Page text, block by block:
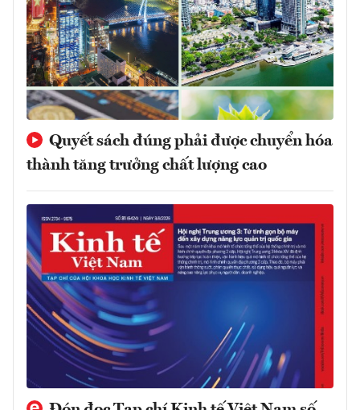
Quyết sách đúng phải được chuyển hóa
thành tăng trưởng chất lượng cao